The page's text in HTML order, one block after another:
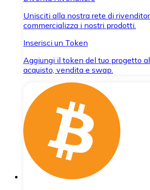
Unisciti alla nostra rete di
commercializza i nostri prodotti.
Inserisci un Token
Aggiungi il token del tuo progetto
acquisto, vendita e swap.